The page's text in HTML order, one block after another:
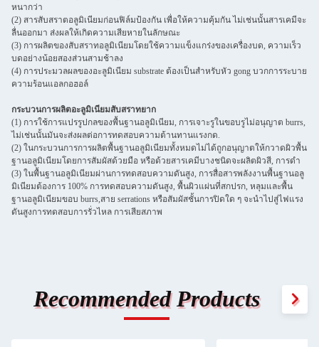
หนากว่า
(2) สารสับสราตอลูมิเนียมก่อนฟิล์มป้องกัน เพื่อให้ความคุ้มกัน ไม่เช่นนั้นสารเคมีจะ
ลื่นออกมา ส่งผลให้เกิดความเสียหายในลักษณะ
(3) การผลิตของสับสราทอลูมิเนียมโดยใช้ความแข็งแกร่งของเครื่องบด, ความเร็ว
บดอย่างน้อยสองส่วนสามช้าลง
(4) การประมวลผลของอะลูมิเนียม substrate ต้องเป็นสําหรับหัว gong บวกการระบาย
ความร้อนแอลกอฮอล์
กระบวนการผลิตอะลูมิเนียมสับสราทยาก
(1) การใช้การแปรรูปกลของพื้นฐานอลูมิเนียม, การเจาะรูในขอบรูไม่อนุญาต burrs,
ไม่เช่นนั้นมันจะส่งผลต่อการทดสอบความต้านทานแรงกด.
(2) ในกระบวนการการผลิตพื้นฐานอลูมิเนียมทั้งหมดไม่ได้ถูกอนุญาตให้กวาดผิวพื้น
ฐานอลูมิเนียมโดยการสัมผัสด้วยมือ หรือด้วยสารเคมีบางชนิดจะผลิตผิวสี, การดํา
(3) ในพื้นฐานอลูมิเนียมผ่านการทดสอบความดันสูง, การสื่อสารพลังงานพื้นฐานอลู
มิเนียมต้องการ 100% การทดสอบความดันสูง, พื้นผิวแผ่นที่สกปรก, หลุมและพื้น
ฐานอลูมิเนียมขอบ burrs,สาย serrations หรือสัมผัสชั้นการปิดใด ๆ จะนําไปสู่ไฟแรง
ดันสูงการทดสอบการรั่วไหล การเสียสภาพ
Recommended Products